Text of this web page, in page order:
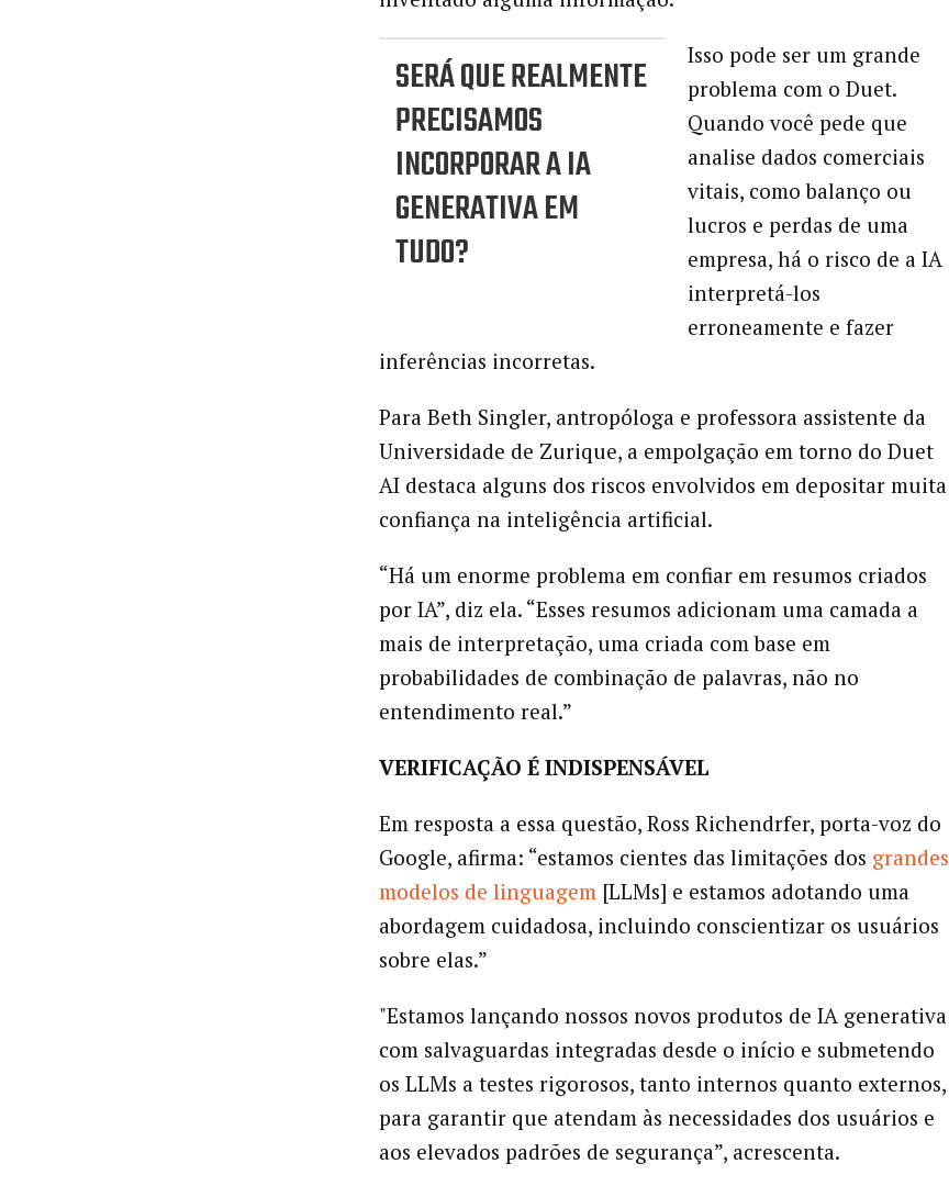
SERÁ QUE REALMENTE
PRECISAMOS
INCORPORAR A IA
GENERATIVA EM
TUDO?
Isso pode ser um grande
problema com o Duet.
Quando você pede que
analise dados comerciais
vitais, como balanço ou
lucros e perdas de uma
empresa, há o risco de a IA
interpretá-los
erroneamente e fazer
inferências incorretas.
Para Beth Singler, antropóloga e professora assistente da
Universidade de Zurique, a empolgação em torno do Duet
AI destaca alguns dos riscos envolvidos em depositar muita
confiança na inteligência artificial.
“Há um enorme problema em confiar em resumos criados
por IA”, diz ela. “Esses resumos adicionam uma camada a
mais de interpretação, uma criada com base em
probabilidades de combinação de palavras, não no
entendimento real.”
VERIFICAÇÃO É INDISPENSÁVEL
Em resposta a essa questão, Ross Richendrfer, porta-voz do
Google, afirma: “estamos cientes das limitações dos grandes
modelos de linguagem [LLMs] e estamos adotando uma
abordagem cuidadosa, incluindo conscientizar os usuários
sobre elas.”
"Estamos lançando nossos novos produtos de IA generativa
com salvaguardas integradas desde o início e submetendo
os LLMs a testes rigorosos, tanto internos quanto externos,
para garantir que atendam às necessidades dos usuários e
aos elevados padrões de segurança”, acrescenta.